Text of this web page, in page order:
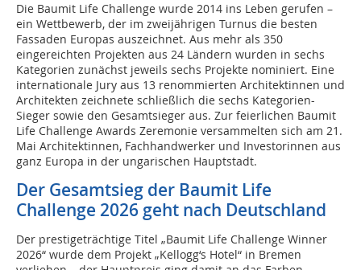
Die Baumit Life Challenge wurde 2014 ins Leben gerufen –
ein Wettbewerb, der im zweijährigen Turnus die besten
Fassaden Europas auszeichnet. Aus mehr als 350
eingereichten Projekten aus 24 Ländern wurden in sechs
Kategorien zunächst jeweils sechs Projekte nominiert. Eine
internationale Jury aus 13 renommierten Architektinnen und
Architekten zeichnete schließlich die sechs Kategorien-
Sieger sowie den Gesamtsieger aus. Zur feierlichen Baumit
Life Challenge Awards Zeremonie versammelten sich am 21.
Mai Architektinnen, Fachhandwerker und Investorinnen aus
ganz Europa in der ungarischen Hauptstadt.
Der Gesamtsieg der Baumit Life
Challenge 2026 geht nach Deutschland
Der prestigeträchtige Titel „Baumit Life Challenge Winner
2026“ wurde dem Projekt „Kellogg‘s Hotel“ in Bremen